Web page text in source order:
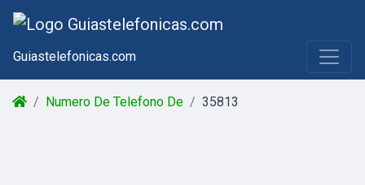
Guiastelefonicas.com
Numero De Telefono De 35813